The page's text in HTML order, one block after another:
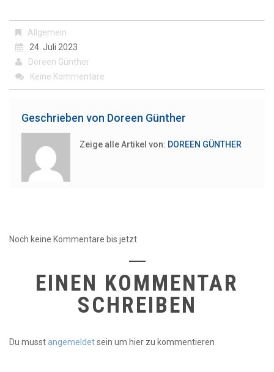
Allgemein
24. Juli 2023
Doreen Günther
Keine Kommentare
Geschrieben von Doreen Günther
Zeige alle Artikel von: DOREEN GÜNTHER
Noch keine Kommentare bis jetzt
EINEN KOMMENTAR
SCHREIBEN
Du musst angemeldetsein um hier zu kommentieren